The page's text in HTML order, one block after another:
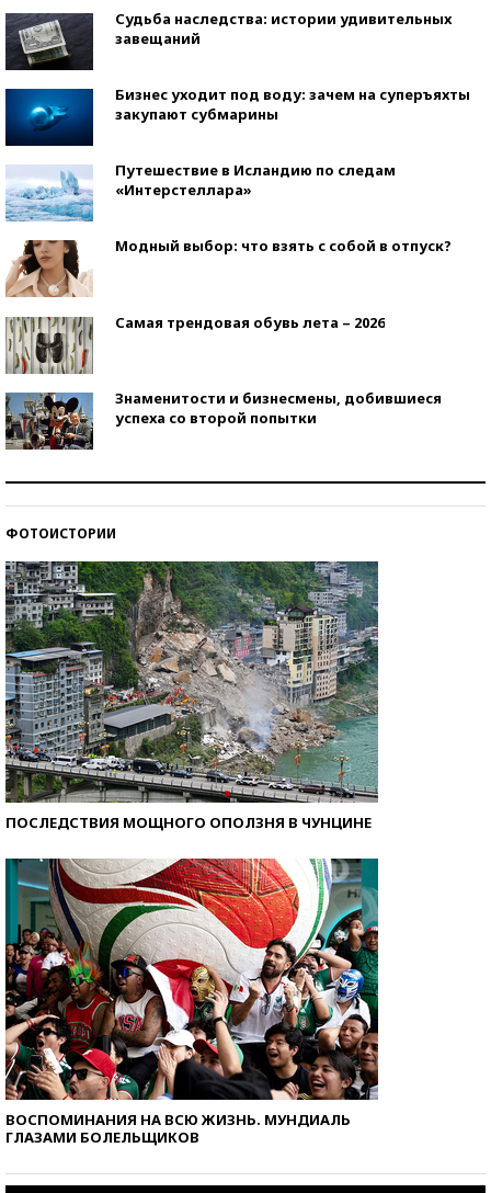
Судьба наследства: истории удивительных
завещаний
Бизнес уходит под воду: зачем на суперъяхты
закупают субмарины
Путешествие в Исландию по следам
«Интерстеллара»
Модный выбор: что взять с собой в отпуск?
Самая трендовая обувь лета – 2026
Знаменитости и бизнесмены, добившиеся
успеха со второй попытки
ФОТОИСТОРИИ
ПОСЛЕДСТВИЯ МОЩНОГО ОПОЛЗНЯ В ЧУНЦИНЕ
ВОСПОМИНАНИЯ НА ВСЮ ЖИЗНЬ. МУНДИАЛЬ
ГЛАЗАМИ БОЛЕЛЬЩИКОВ